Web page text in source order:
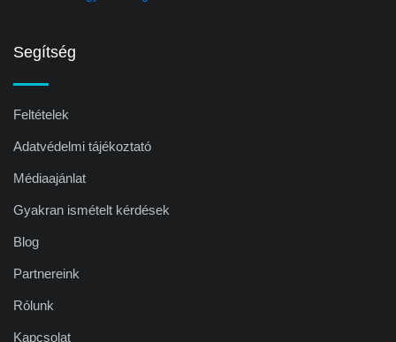
Segítség
Feltételek
Adatvédelmi tájékoztató
Médiaajánlat
Gyakran ismételt kérdések
Blog
Partnereink
Rólunk
Kapcsolat